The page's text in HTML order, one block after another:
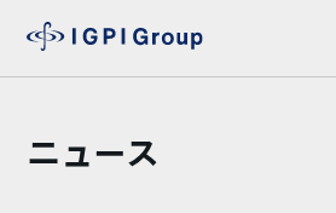
ニュース